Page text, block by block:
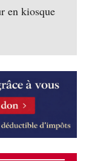
en kiosque